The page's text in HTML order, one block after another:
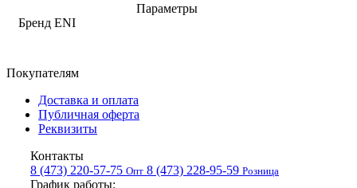
Параметры
Бренд ENI
Покупателям
Доставка и оплата
Публичная оферта
Реквизиты
Контакты
8 (473) 220-57-75 Опт 8 (473) 228-95-59 Розница
График работы: